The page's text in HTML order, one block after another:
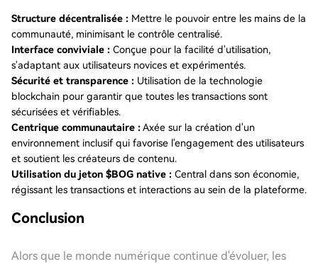
Structure décentralisée : Mettre le pouvoir entre les mains de la
communauté, minimisant le contrôle centralisé.
Interface conviviale : Conçue pour la facilité d'utilisation,
s'adaptant aux utilisateurs novices et expérimentés.
Sécurité et transparence : Utilisation de la technologie
blockchain pour garantir que toutes les transactions sont
sécurisées et vérifiables.
Centrique communautaire : Axée sur la création d'un
environnement inclusif qui favorise l'engagement des utilisateurs
et soutient les créateurs de contenu.
Utilisation du jeton $BOG native : Central dans son économie,
régissant les transactions et interactions au sein de la plateforme.
Conclusion
Alors que le monde numérique continue d'évoluer, les